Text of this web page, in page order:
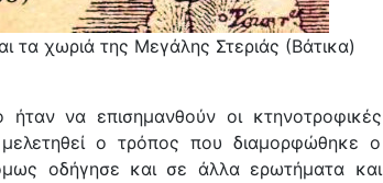
τα χωριά της Μεγάλης Στεριάς (Βάτικα)
να επισημανθούν οι κτηνοτροφικές
ο τρόπος που διαμορφώθηκε ο
οδήγησε και σε άλλα ερωτήματα και